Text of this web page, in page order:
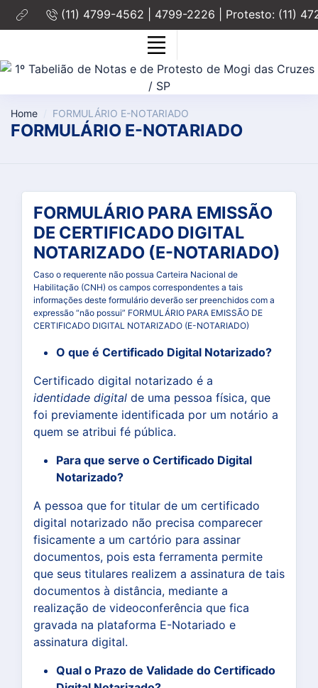
(11) 4799-4562 | 4799-2226 | Protesto: (11)
Home FORMULÁRIO E-NOTARIADO
FORMULÁRIO E-NOTARIADO
FORMULÁRIO PARA EMISSÃO
DE CERTIFICADO DIGITAL
NOTARIZADO (E-NOTARIADO)
Caso o requerente não possua Carteira Nacional de
Habilitação (CNH) os campos correspondentes a tais
informações deste formulário deverão ser preenchidos com a
expressão “não possui” FORMULÁRIO PARA EMISSÃO DE
CERTIFICADO DIGITAL NOTARIZADO (E-NOTARIADO)
O que é Certificado Digital Notarizado?
Certificado digital notarizado é a
identidade digital de uma pessoa física, que
foi previamente identificada por um notário a
quem se atribui fé pública.
Para que serve o Certificado Digital
Notarizado?
A pessoa que for titular de um certificado
digital notarizado não precisa comparecer
fisicamente a um cartório para assinar
documentos, pois esta ferramenta permite
que seus titulares realizem a assinatura de tais
documentos à distância, mediante a
realização de videoconferência que fica
gravada na plataforma E-Notariado e
assinatura digital.
Qual o Prazo de Validade do Certificado